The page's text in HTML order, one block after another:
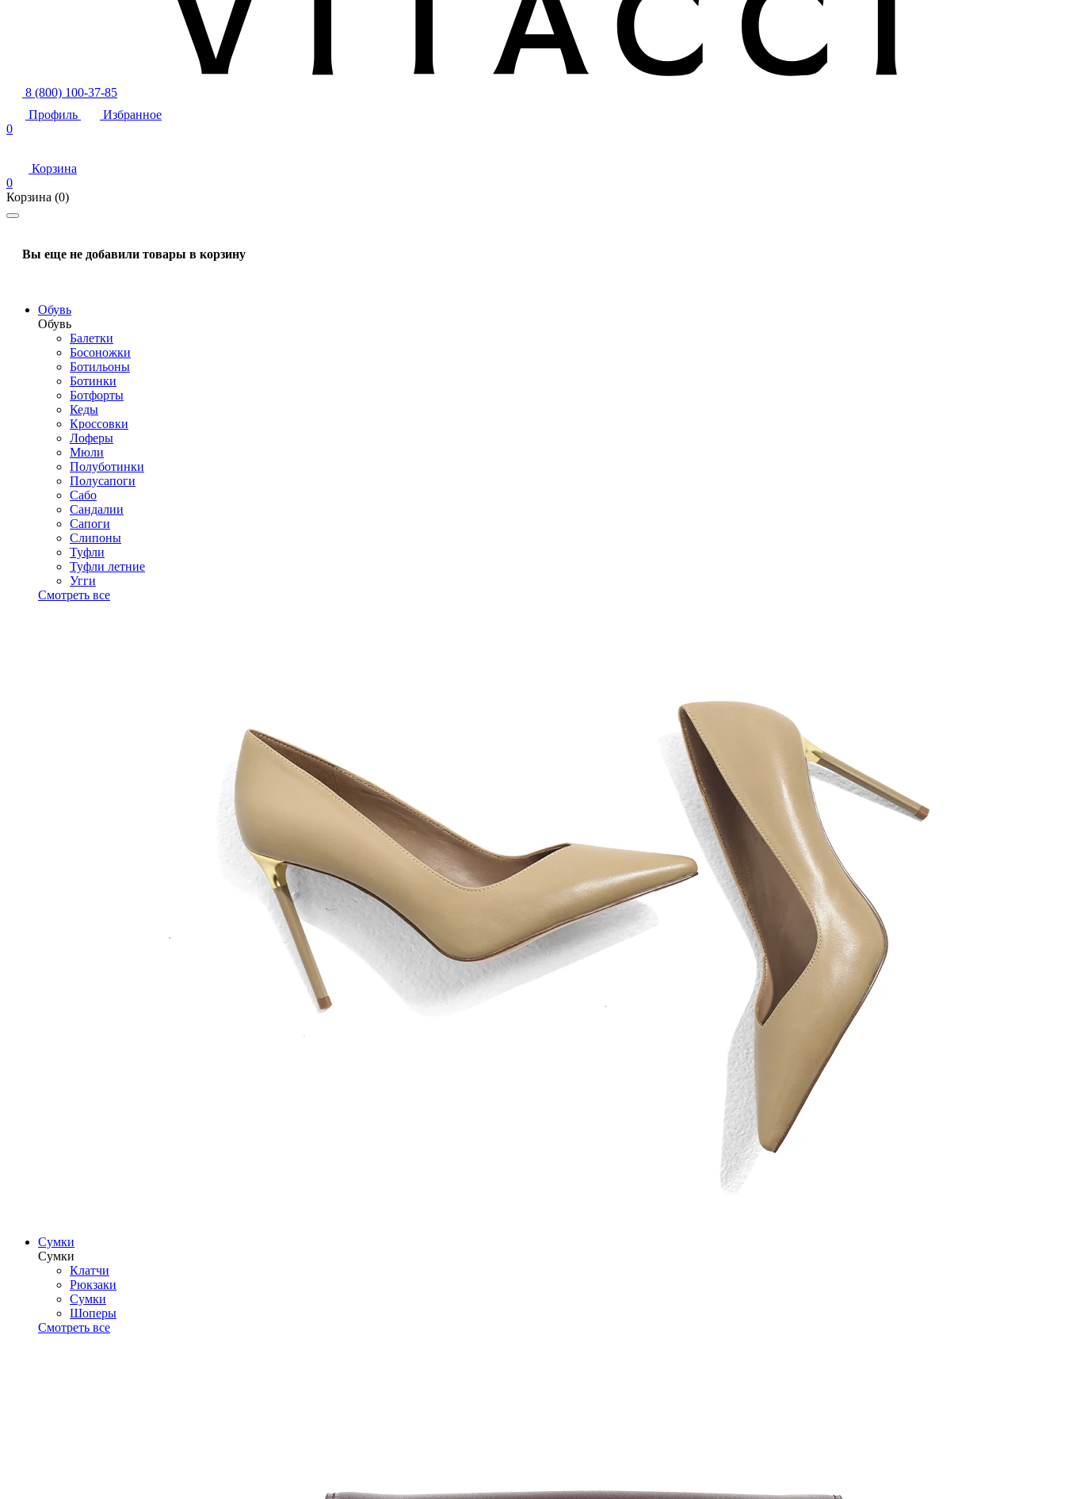
8 (800) 100-37-85
Профиль
Избранное
0
Корзина
0
Корзина (0)
Вы еще не добавили товары в корзину
Обувь
Обувь
Балетки
Босоножки
Ботильоны
Ботинки
Ботфорты
Кеды
Кроссовки
Лоферы
Мюли
Полуботинки
Полусапоги
Сабо
Сандалии
Сапоги
Слипоны
Туфли
Туфли летние
Угги
Смотреть все
Сумки
Сумки
Клатчи
Рюкзаки
Сумки
Шоперы
Смотреть все